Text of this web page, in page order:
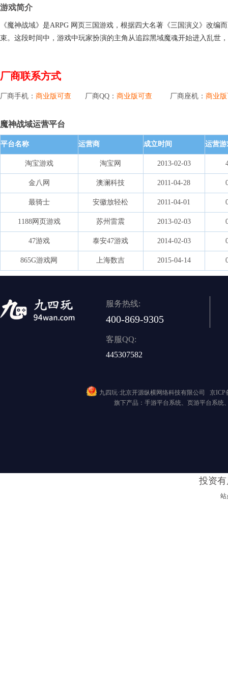
游戏简介
《魔神战域》是ARPG 网页三国游戏，根据四大名著《三国演义》改
束。这段时间中，游戏中玩家扮演的主角从追踪黑域魔魂开始进入乱世
厂商联系方式
厂商手机： 商业版可查 厂商QQ： 商业版可查 厂商座机： 商业
魔神战域运营平台
平台名称 运营商 成立时间 运营游
淘宝游戏 淘宝网 2013-02-03
金八网 澳澜科技 2011-04-28
最骑士 安徽放轻松 2011-04-01
1188网页游戏 苏州雷震 2013-02-03
47游戏 泰安47游戏 2014-02-03
865G游戏网 上海数吉 2015-04-14
服务热线:
400-869-9305
客服QQ:
445307582
九四玩·北京开源纵横网络科技有限公司京ICP
旗下产品：手游平台系统、页游平台系统
投资
站